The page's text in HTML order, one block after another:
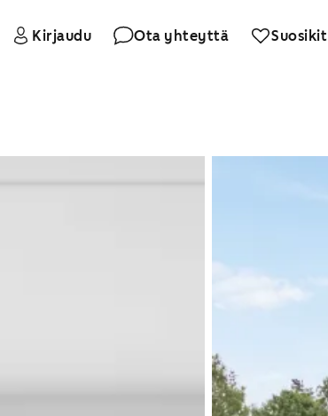
Kirjaudu Ota yhteyttä Suosikit